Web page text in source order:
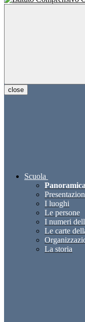
close
Scuola
Panoramica
I luoghi
Le persone
I numeri
Le carte
La storia